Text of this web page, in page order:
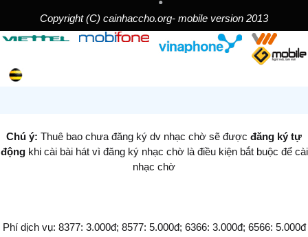
Copyright (C) cainhaccho.org- mobile version 2013
Chú ý: Thuê bao chưa đăng ký dv nhạc chờ sẽ được đăng ký tự
độngkhi cài bài hát vì đăng ký nhạc chờ là điều kiện bắt buộc để cài
nhạc chờ
Phí dịch vụ: 8377: 3.000đ; 8577: 5.000đ; 6366: 3.000đ; 6566: 5.000đ